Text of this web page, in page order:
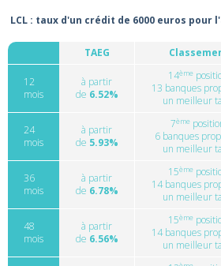
LCL : taux d'un crédit de 6000 euros
TAEG
12
mois
à partir
de 6.52%
14ème
13 banques
un meilleur
24
mois
à partir
de 5.93%
7ème
6 banques
un meilleur
36
mois
à partir
de 6.78%
15ème
14 banques
un meilleur
48
mois
à partir
de 6.56%
15ème
14 banques
un meilleur